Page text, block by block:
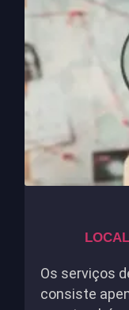
Os serviços
consiste